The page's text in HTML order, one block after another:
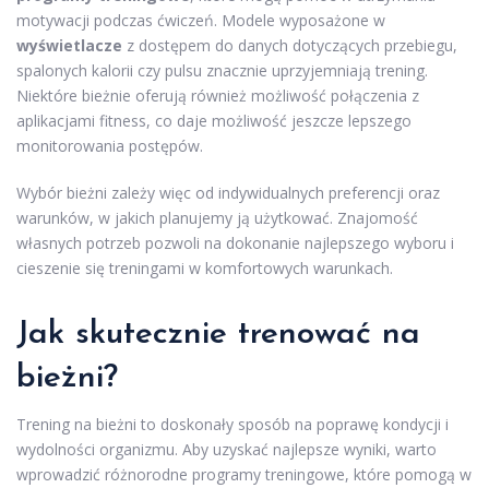
motywacji podczas ćwiczeń. Modele wyposażone w
wyświetlacze z dostępem do danych dotyczących przebiegu,
spalonych kalorii czy pulsu znacznie uprzyjemniają trening.
Niektóre bieżnie oferują również możliwość połączenia z
aplikacjami fitness, co daje możliwość jeszcze lepszego
monitorowania postępów.
Wybór bieżni zależy więc od indywidualnych preferencji oraz
warunków, w jakich planujemy ją użytkować. Znajomość
własnych potrzeb pozwoli na dokonanie najlepszego wyboru i
cieszenie się treningami w komfortowych warunkach.
Jak skutecznie trenować na
bieżni?
Trening na bieżni to doskonały sposób na poprawę kondycji i
wydolności organizmu. Aby uzyskać najlepsze wyniki, warto
wprowadzić różnorodne programy treningowe, które pomogą w